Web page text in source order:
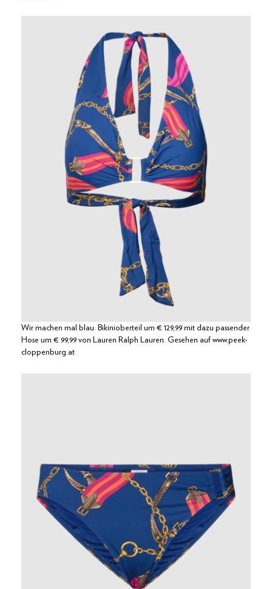
Wir machen mal blau. Bikinioberteil um € 129,99 mit dazu passender
Hose um € 99,99 von Lauren Ralph Lauren. Gesehen auf www.peek-
cloppenburg.at